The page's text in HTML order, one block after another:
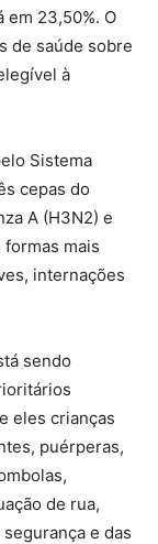
em 23,50%. O
de saúde sobre
à
Sistema
cepas do
A (H3N2) e
mais
internações
sendo
eles crianças
puérperas,
de rua,
e das